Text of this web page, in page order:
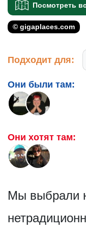
Посмотреть
© gigaplaces.com
Подходит для:
Они были там:
Они хотят там:
Мы выбрали